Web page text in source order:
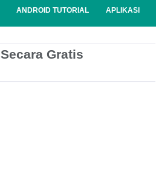
ANDROID TUTORIAL APLIKASI
Gratis